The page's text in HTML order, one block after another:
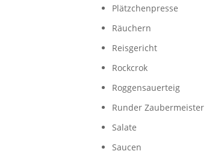
Plätzchenpresse
Räuchern
Reisgericht
Rockcrok
Roggensauerteig
Runder Zaubermeister
Salate
Saucen